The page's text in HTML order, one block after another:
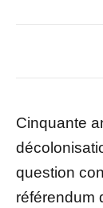
Cinquante
question
référendum